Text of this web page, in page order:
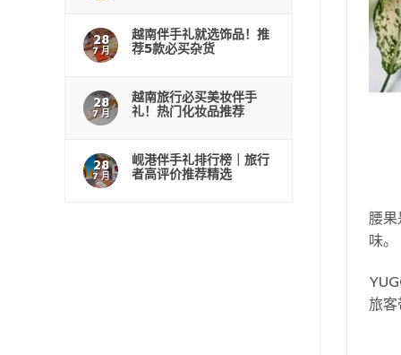
28
7 月
越南伴手礼就选饰品！推
荐5款必买杂货
28
7 月
越南旅行必买美妆伴手
礼！热门化妆品推荐
28
7 月
岘港伴手礼排行榜｜旅行
者高评价推荐精选
腰
味。
旅